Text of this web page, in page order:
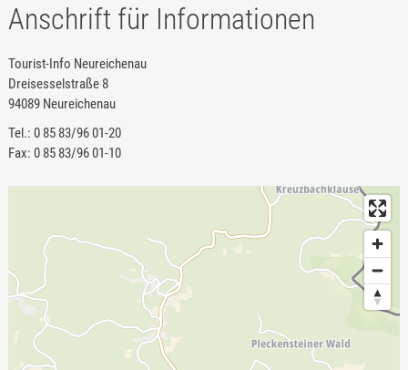
Anschrift für Informationen
Tourist-Info Neureichenau
Dreisesselstraße 8
94089 Neureichenau
Tel.: 0 85 83/96 01-20
Fax: 0 85 83/96 01-10